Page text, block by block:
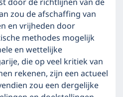
zou de afschaffing van
en vrijheden door
methodes mogelijk
en wettelijke
die op veel kritiek van
rekenen, zijn een actueel
zou een dergelijke